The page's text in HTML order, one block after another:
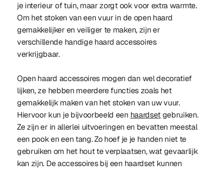
je interieur of tuin, maar zorgt ook voor extra warmte.
Om het stoken van een vuur in de open haard
gemakkelijker en veiliger te maken, zijn er
verschillende handige haard accessoires
verkrijgbaar.
Open haard accessoires mogen dan wel decoratief
lijken, ze hebben meerdere functies zoals het
gemakkelijk maken van het stoken van uw vuur.
Hiervoor kun je bijvoorbeeld een haardsetgebruiken.
Ze zijn er in allerlei uitvoeringen en bevatten meestal
een pook en een tang. Zo hoef je je handen niet te
gebruiken om het hout te verplaatsen, wat gevaarlijk
kan zijn. De accessoires bij een haardset kunnen